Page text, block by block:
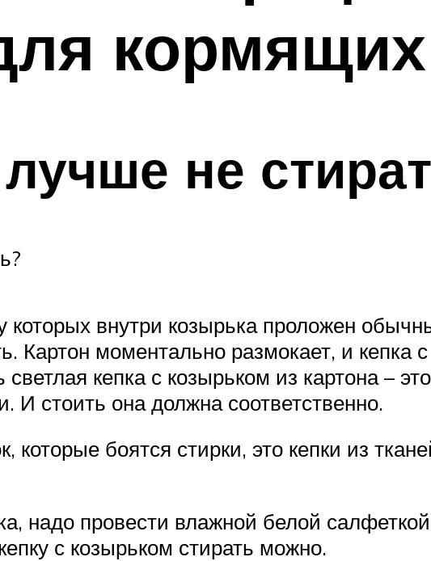
не
внутри козырька проложен
Картон моментально размокает, и кепка
кепка с козырьком из картона –
И стоить она должна соответственно.
которые боятся стирки, это кепки из
надо провести влажной белой
с козырьком стирать можно.